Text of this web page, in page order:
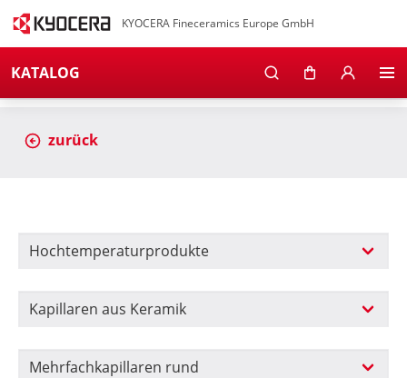
KYOCERA Fineceramics Europe GmbH
KATALOG
zurück